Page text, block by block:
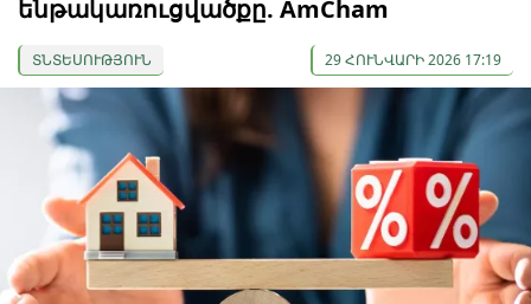
ենթակառուցվածքը. AmCham
ՏՆՏԵՍՈՒԹՅՈՒՆ 29 ՀՈՒՆՎԱՐԻ 2026 17:19